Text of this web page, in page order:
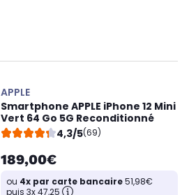
APPLE
Smartphone APPLE iPhone 12 Mini
Vert 64 Go 5G Reconditionné
4,3/5(69)
189,00€
ou 4x par carte bancaire51,98€
puis 3x 47,25